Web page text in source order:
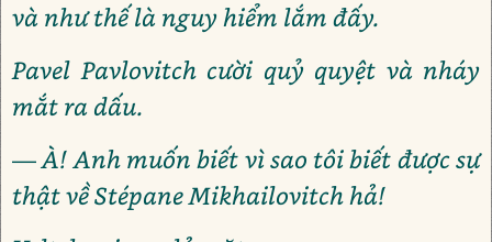
và như thế là nguy hiểm lắm đấy.
Pavel Pavlovitch cười quỷ quyệt và nháy
mắt ra dấu.
— À! Anh muốn biết vì sao tôi biết được sự
thật về Stépane Mikhailovitch hả!